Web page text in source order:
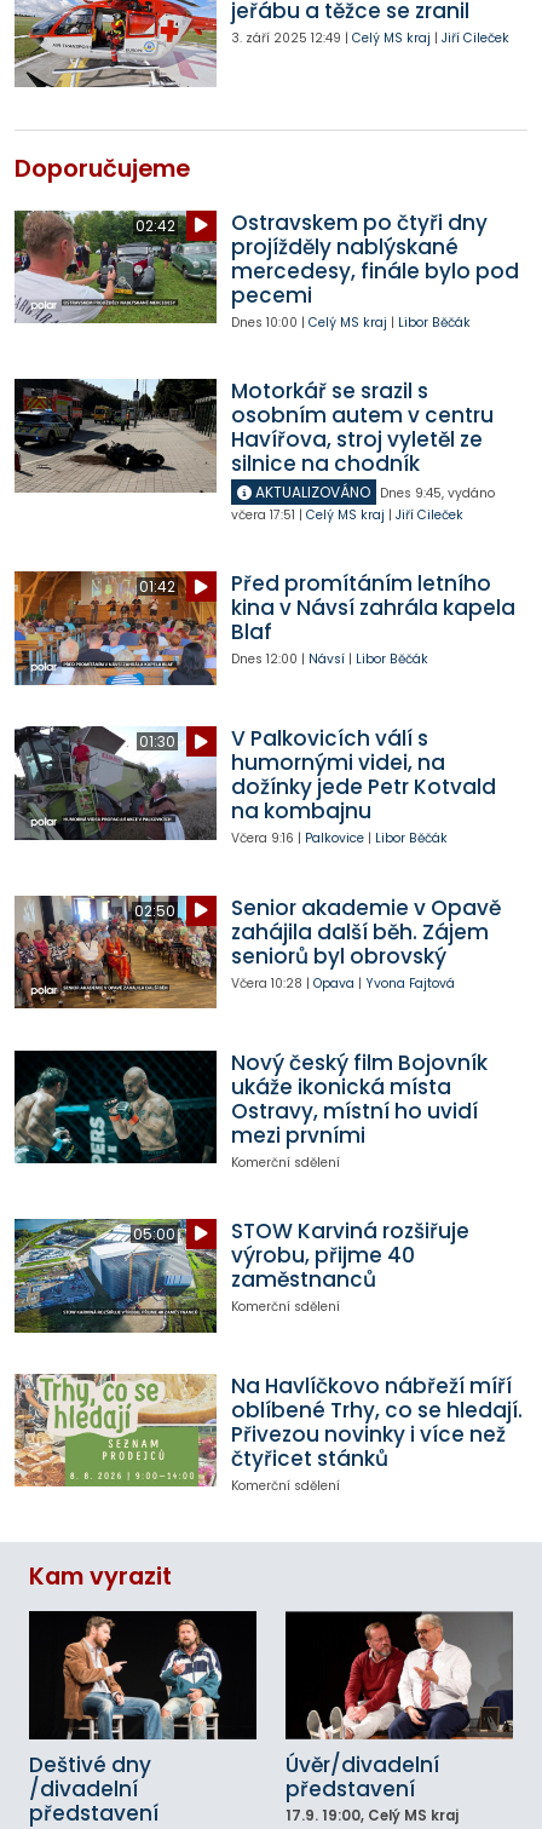
jeřábu a těžce se zranil
3. září 2025 12:49 | Celý MS kraj | Jiří Cileček
Doporučujeme
02:42
Ostravskem po čtyři dny
projížděly nablýskané
mercedesy, finále bylo pod
pecemi
Dnes 10:00 | Celý MS kraj | Libor Běčák
Motorkář se srazil s
osobním autem v centru
Havířova, stroj vyletěl ze
silnice na chodník
AKTUALIZOVÁNO Dnes 9:45, vydáno
včera 17:51 | Celý MS kraj | Jiří Cileček
01:42
Před promítáním letního
kina v Návsí zahrála kapela
Blaf
Dnes 12:00 | Návsí| Libor Běčák
01:30
V Palkovicích válí s
humornými videi, na
dožínky jede Petr Kotvald
na kombajnu
Včera 9:16 | Palkovice| Libor Běčák
02:50
Senior akademie v Opavě
zahájila další běh. Zájem
seniorů byl obrovský
Včera 10:28 | Opava | Yvona Fajtová
Nový český film Bojovník
ukáže ikonická místa
Ostravy, místní ho uvidí
mezi prvními
Komerční sdělení
05:00
STOW Karviná rozšiřuje
výrobu, přijme 40
zaměstnanců
Komerční sdělení
Na Havlíčkovo nábřeží míří
oblíbené Trhy, co se hledají.
Přivezou novinky i více než
čtyřicet stánků
Komerční sdělení
Kam vyrazit
Deštivé dny
/divadelní
představení
Úvěr/divadelní
představení
17.9. 19:00, Celý MS kraj